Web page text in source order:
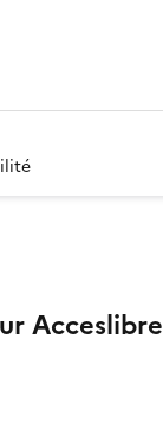
Acceslibre